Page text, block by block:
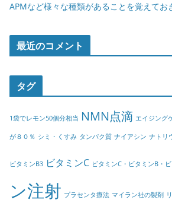
APMなど様々な種類があることを覚えてお
最近のコメント
タグ
1袋でレモン50個分相当 NMN点滴 エイジング
が８０％ シミ・くすみ タンパク質 ナイアシン ナトリ
ビタミンB3 ビタミンC ビタミンC・ビタミンB・
ン注射 プラセンタ療法 マイラン社の製剤